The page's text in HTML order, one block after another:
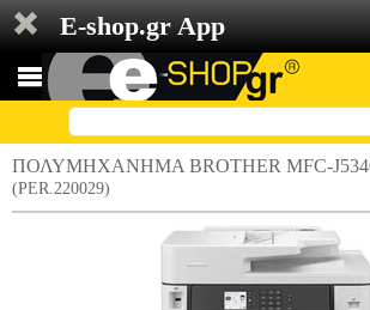
E-shop.gr App
ΠΟΛΥΜΗΧΑΝΗΜΑ BROTHER MFC-
(PER.220029)